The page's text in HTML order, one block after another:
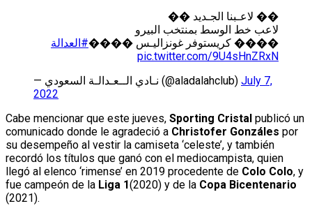
�� لاعـبنا الجـديد ��
لاعب خط الوسط بمنتخب البيرو
���� كريستوفر غونزاليـس ����#العدالة
pic.twitter.com/9U4sHnZRxN
— نـادي الــعـدالـة السعودي (@aladalahclub) July 7,
2022
Cabe mencionar que este jueves, Sporting Cristal publicó un
comunicado donde le agradeció a Christofer Gonzáles por
su desempeño al vestir la camiseta ‘celeste’, y también
recordó los títulos que ganó con el mediocampista, quien
llegó al elenco ‘rimense’ en 2019 procedente de Colo Colo, y
fue campeón de la Liga 1(2020) y de la Copa Bicentenario
(2021).